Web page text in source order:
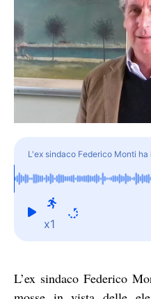
L'ex sindaco Federico Monti
Salvini Premier
x1
L’ex sindaco Federico